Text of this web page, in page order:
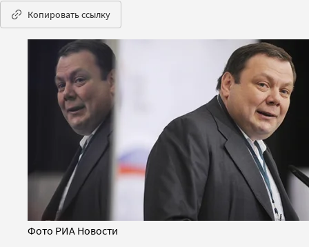
Копировать ссылку
Фото РИА Новости